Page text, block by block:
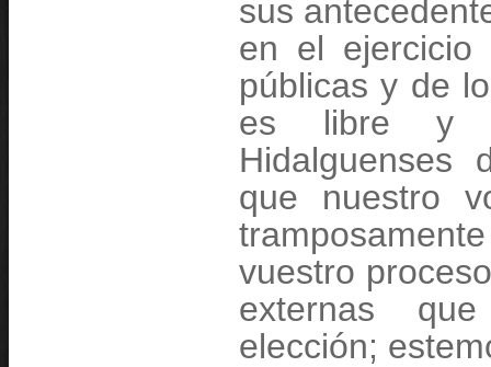
sus
en el ejercicio
públicas y de
es libre y
Hidalguenses
que nuestro
vuestro
externas
elección;